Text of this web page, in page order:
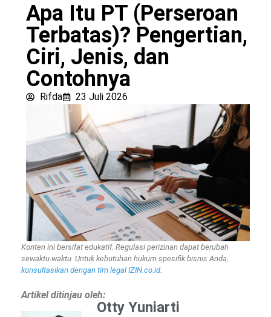
Apa Itu PT (Perseroan
Terbatas)? Pengertian,
Ciri, Jenis, dan
Contohnya
Rifda 23 Juli 2026
Konten ini bersifat edukatif. Regulasi perizinan dapat berubah
sewaktu-waktu. Untuk kebutuhan hukum spesifik bisnis Anda,
konsultasikan dengan tim legal IZIN.co.id.
Artikel ditinjau oleh:
Otty Yuniarti